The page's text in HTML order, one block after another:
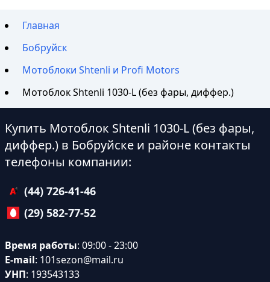
Главная
Бобруйск
Мотоблоки Shtenli и Profi Motors
Мотоблок Shtenli 1030-L (без фары, диффер.)
Купить Мотоблок Shtenli 1030-L (без фары,
диффер.) в Бобруйске и районе контакты
телефоны компании:
(44) 726-41-46
(29) 582-77-52
Время работы: 09:00 - 23:00
E-mail: 101sezon@mail.ru
УНП: 193543133